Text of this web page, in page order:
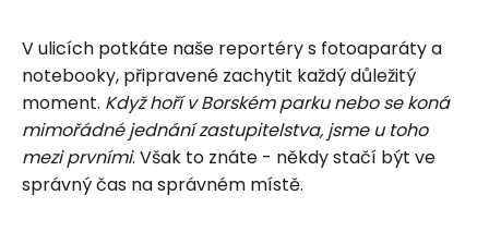
V ulicích potkáte naše reportéry s fotoaparáty a
notebooky, připravené zachytit každý důležitý
moment. Když hoří v Borském parku nebo se koná
mimořádné jednání zastupitelstva, jsme u toho
mezi prvními. Však to znáte - někdy stačí být ve
správný čas na správném místě.